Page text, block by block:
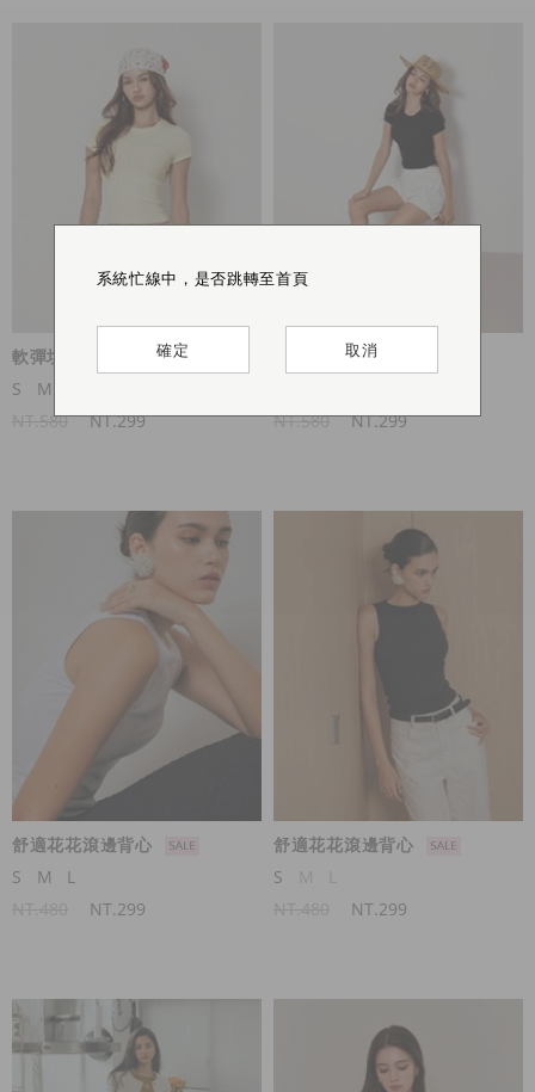
軟彈坑條紋路上衣
S
M
NT.580
NT.299
軟彈坑條紋路上衣
NT.580
NT.299
舒適花花滾邊背心
S
M
L
NT.299
舒適花花滾邊背心
S
NT.299
系統忙線中，是否跳轉至首頁
確定 取消
系統忙線中，是否跳轉至首頁
確定 取消
系統忙線中，是否跳轉至首頁
確定 取消
系統忙線中，是否跳轉至首頁
確定 取消